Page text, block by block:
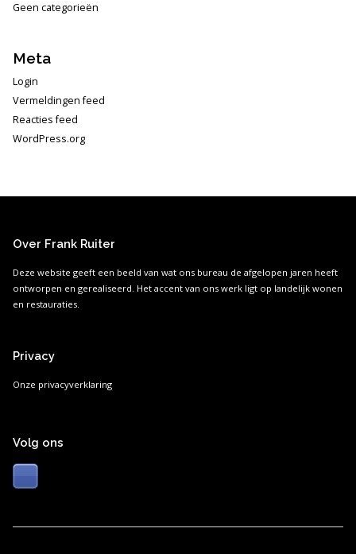
Geen categorieën
Meta
Login
Vermeldingen feed
Reacties feed
WordPress.org
Over Frank Ruiter
Deze website geeft een beeld van wat ons bureau de afgelopen jaren heeft
ontworpen en gerealiseerd. Het accent van ons werk ligt op landelijk wonen
en restauraties.
Privacy
Onze privacyverklaring
Volg ons